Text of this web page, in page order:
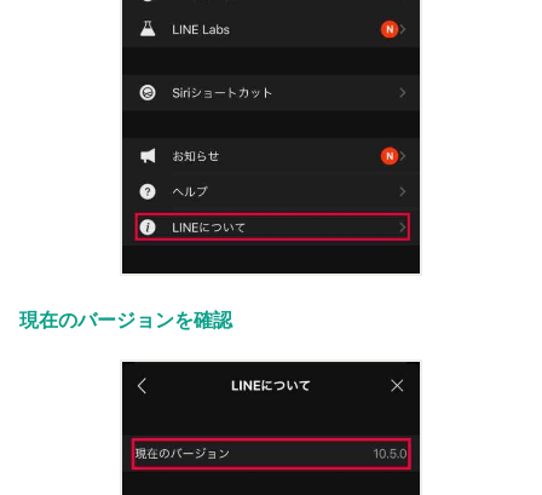
現在のバージョンを確認